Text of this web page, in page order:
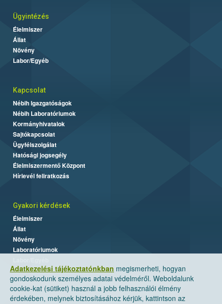
Adatkezelési tájékoztatónkban megismerheti, hogyan
gondoskodunk személyes adatai védelméről. Weboldalunk
cookie-kat (sütiket) használ a jobb felhasználói élmény
érdekében, melynek biztosításához kérjük, kattintson az
Ügyintézés
Élelmiszer
Állat
Növény
Labor/Egyéb
Kapcsolat
Nébih Igazgatóságok
Nébih Laboratóriumok
Kormányhivatalok
Sajtókapcsolat
Ügyfélszolgálat
Hatósági jogsegély
Élelmiszermentő Központ
Hírlevél feliratkozás
Gyakori kérdések
Élelmiszer
Állat
Növény
Laboratóriumok